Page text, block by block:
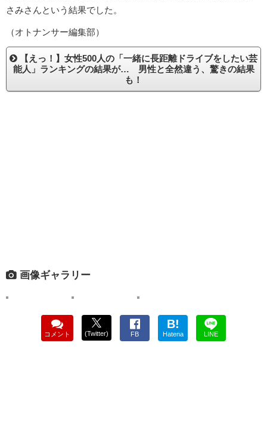
さみさんという結果でした。
（オトナンサー編集部）
【えっ！】女性500人の「一緒に長距離ドライブをしたい芸
能人」ランキングの結果が… 男性と全然違う、驚きの結果
も！
画像ギャラリー
コメント (Twitter) FB
B!
Hatena LINE